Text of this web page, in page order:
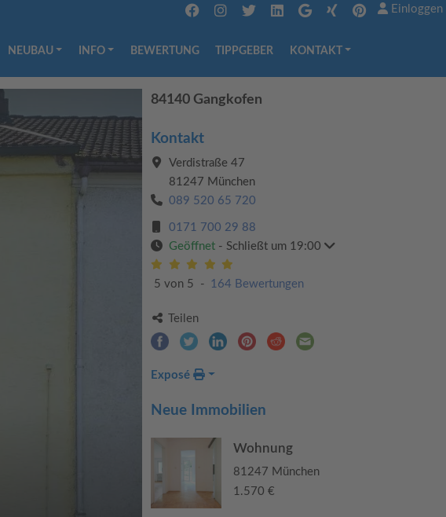
Einloggen
NEUBAU INFO BEWERTUNG TIPPGEBER KONTAKT
84140 Gangkofen
Kontakt
Verdistraße 47
81247 München
089 520 65 720
0171 700 29 88
Geöffnet- Schließt um 19:00
5 von 5 - 164 Bewertungen
Teilen
Exposé
Neue Immobilien
Wohnung
81247 München
1.570 €